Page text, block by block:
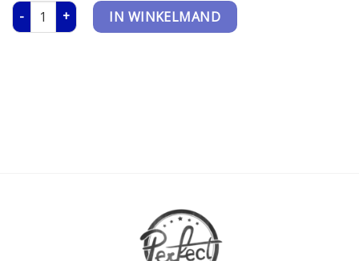
Avonturenpark De Tovertuin aantal
IN WINKELMAND